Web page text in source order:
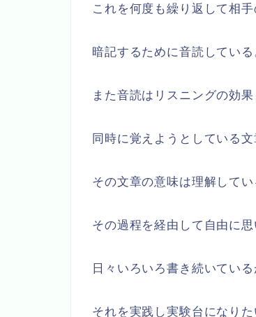
これを何度も繰り返して相
暗記するために音読している
また音読はリスニングの効果
同時に覚えようとしている
その文章の意味は理解して
その過程を経由して自由に
日々いろいろ書き続いてい
それを実践し実験台になりた